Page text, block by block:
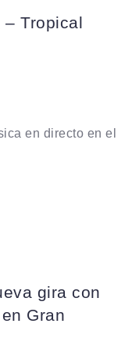
– Tropical
en directo en el
gira con
Gran